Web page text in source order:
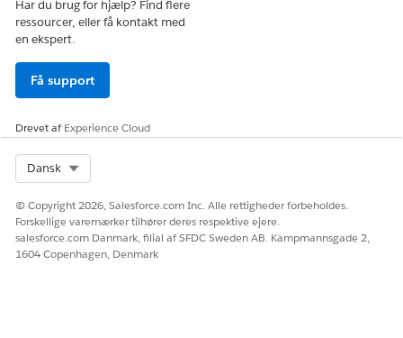
Har du brug for hjælp? Find flere
ressourcer, eller få kontakt med
en ekspert.
Få support
Drevet afExperience Cloud
Dansk
© Copyright 2026, Salesforce.com Inc. Alle rettigheder forbeholdes.
Forskellige varemærker tilhører deres respektive ejere.
salesforce.com Danmark, filial af SFDC Sweden AB. Kampmannsgade 2,
1604 Copenhagen, Denmark